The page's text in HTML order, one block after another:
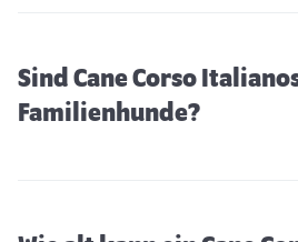
Sind Cane Corso
Familienhunde?